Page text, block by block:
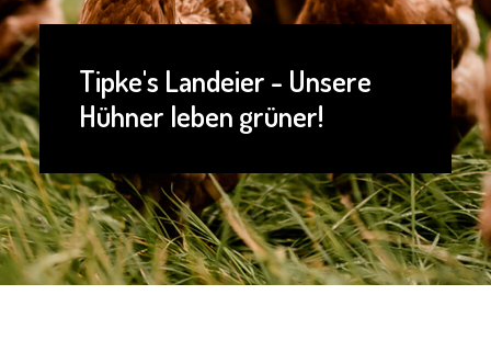
KONTAKT
Tipke's Landeier - Unsere
Hühner leben grüner!